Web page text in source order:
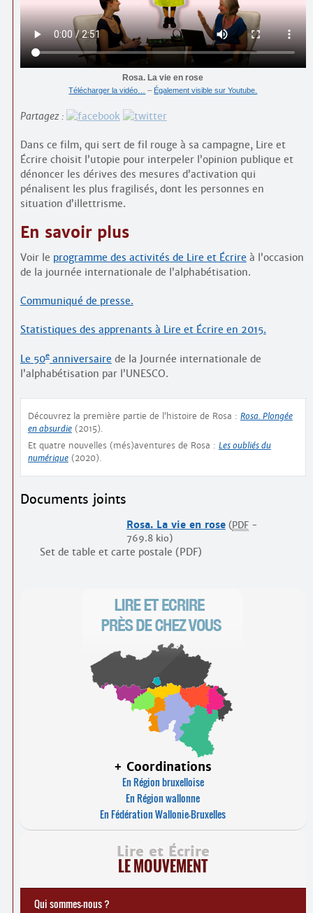
Rosa. La vie en rose
Télécharger la vidéo… – Également visible sur Youtube.
Partagez :
Dans ce film, qui sert de fil rouge à sa campagne, Lire et
Écrire choisit l’utopie pour interpeler l’opinion publique et
dénoncer les dérives des mesures d’activation qui
pénalisent les plus fragilisés, dont les personnes en
situation d’illettrisme.
En savoir plus
Voir le programme des activités de Lire et Écrire à l’occasion
de la journée internationale de l’alphabétisation.
Communiqué de presse.
Statistiques des apprenants à Lire et Écrire en 2015.
Le 50eanniversaire de la Journée internationale de
l’alphabétisation par l’UNESCO.
Découvrez la première partie de l’histoire de Rosa : Rosa. Plongée
en absurdie(2015).
Et quatre nouvelles (més)aventures de Rosa : Les oubliés du
numérique(2020).
Documents joints
Rosa. La vie en rose ( PDF-
769.8 kio)
Set de table et carte postale (PDF)
+ Coordinations
En Région bruxelloise
En Région wallonne
En Fédération Wallonie-Bruxelles
Lire et Écrire
LE MOUVEMENT
Qui sommes-nous ?